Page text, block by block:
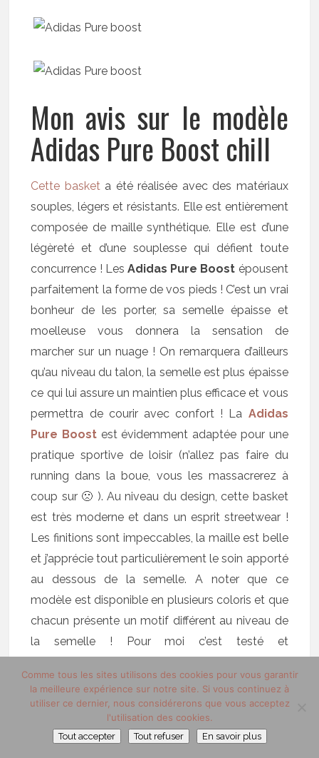
Mon avis sur le modèle
Adidas Pure Boost chill
Cette basket a été réalisée avec des matériaux
souples, légers et résistants. Elle est entièrement
composée de maille synthétique. Elle est d’une
légèreté et d’une souplesse qui défient toute
concurrence ! Les Adidas Pure Boost épousent
parfaitement la forme de vos pieds ! C’est un vrai
bonheur de les porter, sa semelle épaisse et
moelleuse vous donnera la sensation de
marcher sur un nuage ! On remarquera d’ailleurs
qu’au niveau du talon, la semelle est plus épaisse
ce qui lui assure un maintien plus efficace et vous
permettra de courir avec confort ! La Adidas
Pure Boost est évidemment adaptée pour une
pratique sportive de loisir (n’allez pas faire du
running dans la boue, vous les massacrerez à
coup sur 🙁 ). Au niveau du design, cette basket
est très moderne et dans un esprit streetwear !
Les finitions sont impeccables, la maille est belle
et j’apprécie tout particulièrement le soin apporté
au dessous de la semelle. A noter que ce
modèle est disponible en plusieurs coloris et que
chacun présente un motif différent au niveau de
la semelle ! Pour moi c’est testé et
Et vous, vous laisseriez vous tenter par les
Adidas Pure Boost?
Comme tous les sites utilisons des cookies pour vous garantir
la meilleure expérience sur notre site. Si vous continuez à
utiliser ce dernier, nous considérerons que vous acceptez
l'utilisation des cookies.
Tout accepter Tout refuser En savoir plus